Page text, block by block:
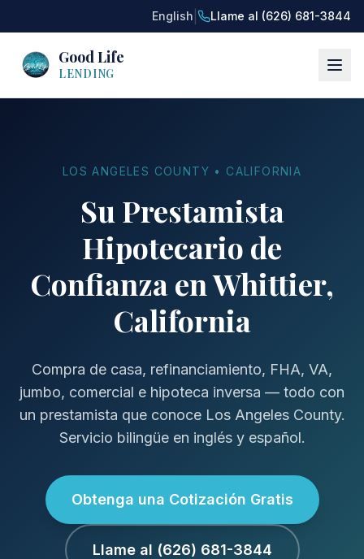
English Llame al (626) 681-3844
Good Life
LENDING
LOS ANGELES COUNTY • CALIFORNIA
Su Prestamista
Hipotecario de
Confianza en Whittier,
California
Compra de casa, refinanciamiento, FHA, VA,
jumbo, comercial e hipoteca inversa — todo con
un prestamista que conoce Los Angeles County.
Servicio bilingüe en inglés y español.
Obtenga una Cotización Gratis
Llame al (626) 681-3844